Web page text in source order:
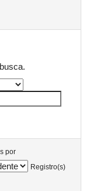
por
Registro(s)